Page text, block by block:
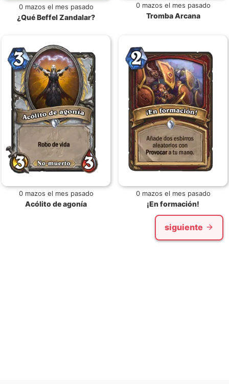
0 mazos el mes pasado
¿Qué Beffel Zandalar?
0 mazos el mes pasado
Tromba Arcana
0 mazos el mes pasado
Acólito de agonía
0 mazos el mes pasado
¡En formación!
siguiente